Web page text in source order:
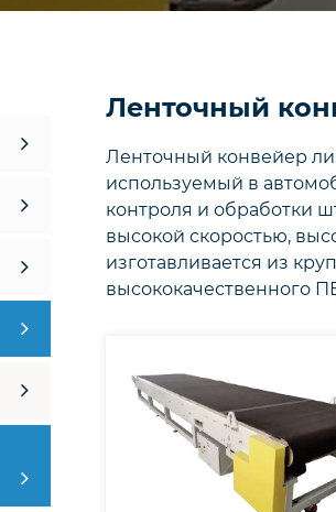
Ленточный
Ленточный конвейер
используемый в
контроля и обработки
высокой скоростью,
изготавливается из
высококачественного